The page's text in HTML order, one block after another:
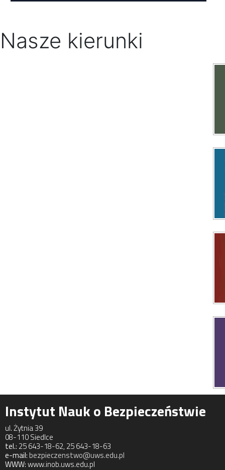
Nasze kierunki
Instytut Nauk o Bezpieczeństwie
ul. Żytnia 39
08-110 Siedlce
tel.: 25 643-18-62, 25 643-18-63
e-mail:bezpieczenstwo@uws.edu.pl
WWW:www.inob.uws.edu.pl